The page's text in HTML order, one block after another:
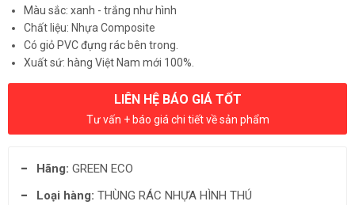
Màu sắc: xanh - trắng như hình
Chất liệu: Nhựa Composite
Có giỏ PVC đựng rác bên trong.
Xuất sứ: hàng Việt Nam mới 100%.
LIÊN HỆ BÁO GIÁ TỐT
Tư vấn + báo giá chi tiết về sản phẩm
Hãng: GREEN ECO
Loại hàng: THÙNG RÁC NHỰA HÌNH THÚ